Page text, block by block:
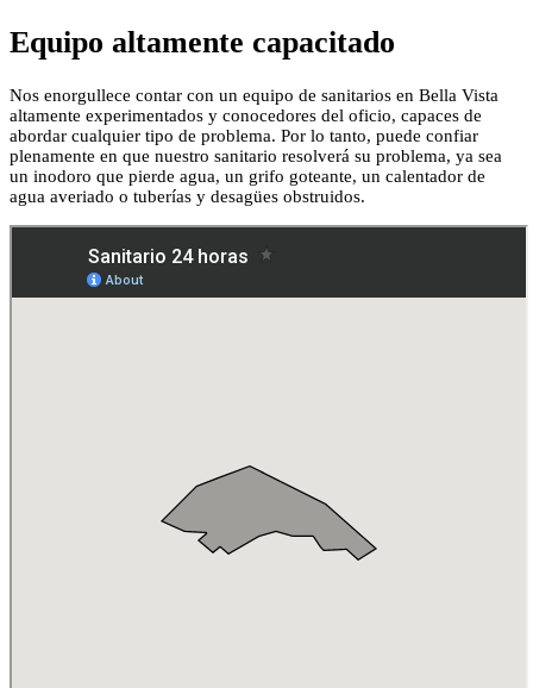
Equipo altamente capacitado
Nos enorgullece contar con un equipo de sanitarios en Bella Vista
altamente experimentados y conocedores del oficio, capaces de
abordar cualquier tipo de problema. Por lo tanto, puede confiar
plenamente en que nuestro sanitario resolverá su problema, ya sea
un inodoro que pierde agua, un grifo goteante, un calentador de
agua averiado o tuberías y desagües obstruidos.